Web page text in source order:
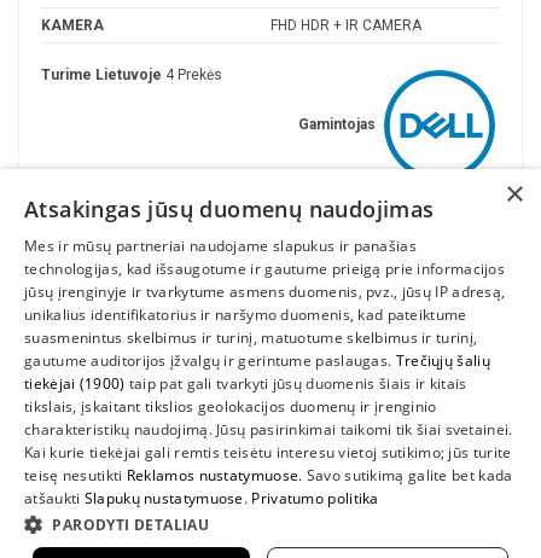
KAMERA FHD HDR + IR CAMERA
Gamintojas
Turime Lietuvoje 4 Prekės
INFORMACIJA
SUSIEKITE
×
Atsakingas jūsų duomenų naudojimas
Mes ir mūsų partneriai naudojame slapukus ir panašias
technologijas, kad išsaugotume ir gautume prieigą prie informacijos
jūsų įrenginyje ir tvarkytume asmens duomenis, pvz., jūsų IP adresą,
unikalius identifikatorius ir naršymo duomenis, kad pateiktume
suasmenintus skelbimus ir turinį, matuotume skelbimus ir turinį,
gautume auditorijos įžvalgų ir gerintume paslaugas. Trečiųjų šalių
tiekėjai (1900) taip pat gali tvarkyti jūsų duomenis šiais ir kitais
tikslais, įskaitant tikslios geolokacijos duomenų ir įrenginio
charakteristikų naudojimą. Jūsų pasirinkimai taikomi tik šiai svetainei.
Kai kurie tiekėjai gali remtis teisėtu interesu vietoj sutikimo; jūs turite
teisę nesutikti Reklamos nustatymuose. Savo sutikimą galite bet kada
atšaukti Slapukų nustatymuose. Privatumo politika
PARODYTI DETALIAU